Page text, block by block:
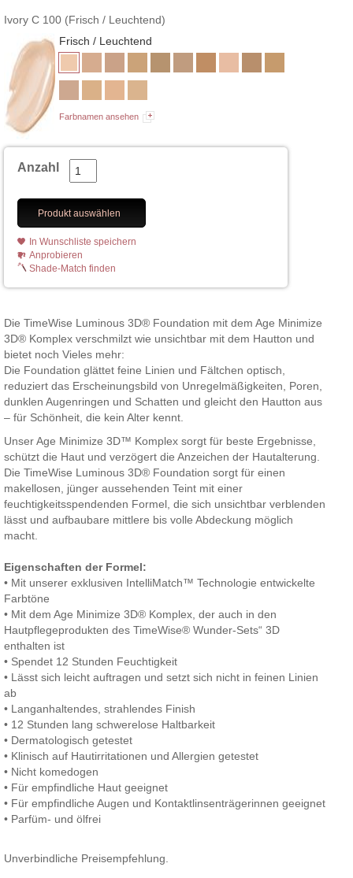
Ivory C 100 (Frisch / Leuchtend)
Frisch / Leuchtend
Farbnamen ansehen
Anzahl
Produkt auswählen
In Wunschliste speichern
Anprobieren
Shade-Match finden
Die TimeWise Luminous 3D® Foundation mit dem Age Minimize
3D® Komplex verschmilzt wie unsichtbar mit dem Hautton und
bietet noch Vieles mehr:
Die Foundation glättet feine Linien und Fältchen optisch,
reduziert das Erscheinungsbild von Unregelmäßigkeiten, Poren,
dunklen Augenringen und Schatten und gleicht den Hautton aus
– für Schönheit, die kein Alter kennt.
Unser Age Minimize 3D™ Komplex sorgt für beste Ergebnisse,
schützt die Haut und verzögert die Anzeichen der Hautalterung.
Die TimeWise Luminous 3D® Foundation sorgt für einen
makellosen, jünger aussehenden Teint mit einer
feuchtigkeitsspendenden Formel, die sich unsichtbar verblenden
lässt und aufbaubare mittlere bis volle Abdeckung möglich
macht.
Eigenschaften der Formel:
• Mit unserer exklusiven IntelliMatch™ Technologie entwickelte
Farbtöne
• Mit dem Age Minimize 3D® Komplex, der auch in den
Hautpflegeprodukten des TimeWise® Wunder-Sets“ 3D
enthalten ist
• Spendet 12 Stunden Feuchtigkeit
• Lässt sich leicht auftragen und setzt sich nicht in feinen Linien
ab
• Langanhaltendes, strahlendes Finish
• 12 Stunden lang schwerelose Haltbarkeit
• Dermatologisch getestet
• Klinisch auf Hautirritationen und Allergien getestet
• Nicht komedogen
• Für empfindliche Haut geeignet
• Für empfindliche Augen und Kontaktlinsenträgerinnen geeignet
• Parfüm- und ölfrei
Unverbindliche Preisempfehlung.